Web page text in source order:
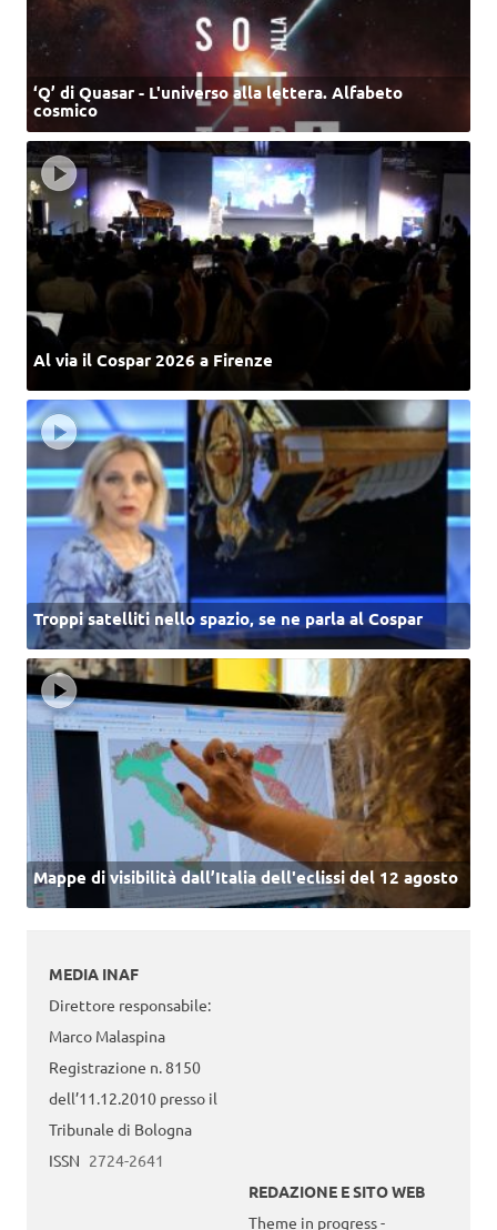
‘Q’ di Quasar - L'universo alla lettera. Alfabeto
cosmico
Al via il Cospar 2026 a Firenze
Troppi satelliti nello spazio, se ne parla al Cospar
Mappe di visibilità dall’Italia dell'eclissi del 12 agosto
MEDIA INAF
Direttore responsabile:
Marco Malaspina
Registrazione n. 8150
dell’11.12.2010 presso il
Tribunale di Bologna
ISSN 2724-2641
REDAZIONE E SITO WEB
Theme in progress -